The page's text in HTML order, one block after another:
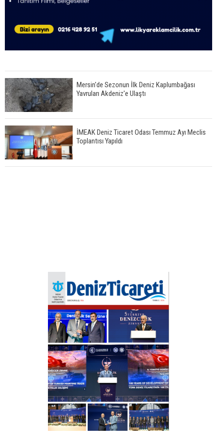
Mersin'de Sezonun İlk Deniz Kaplumbağası
Yavruları Akdeniz'e Ulaştı
İMEAK Deniz Ticaret Odası Temmuz Ayı Meclis
Toplantısı Yapıldı